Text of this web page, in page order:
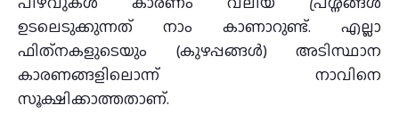
ഉടലെടുക്കുന്നത് നാം കാണാറുണ്ട്. എല്ലാ
ഫിത്‌നകളുടെയും (കുഴപ്പങ്ങൾ) അടിസ്ഥാന
കാരണങ്ങളിലൊന്ന് നാവിനെ
സൂക്ഷിക്കാത്തതാണ്.